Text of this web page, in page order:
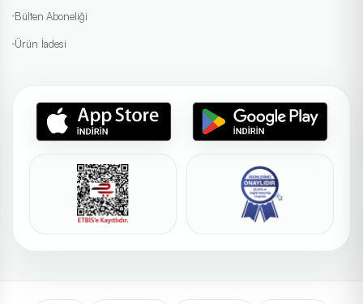
Bülten Aboneliği
Ürün İadesi